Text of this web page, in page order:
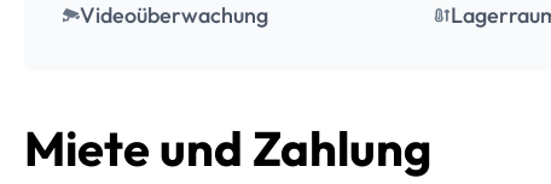
Videoüberwachung
Miete und Zahlung